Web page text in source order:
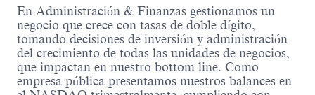
En Administración & Finanzas gestionamos un
negocio que crece con tasas de doble dígito,
tomando decisiones de inversión y administración
del crecimiento de todas las unidades de negocios,
que impactan en nuestro bottom line. Como
empresa pública presentamos nuestros balances en